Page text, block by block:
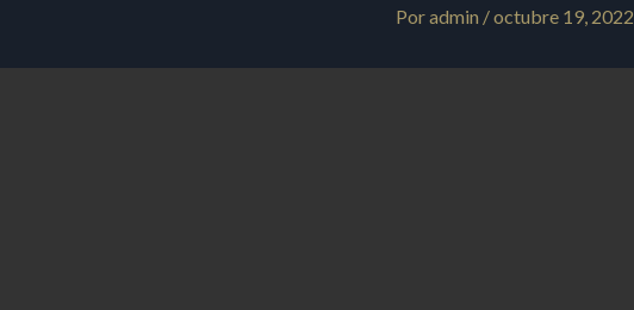
Poradmin /octubre 19, 2022